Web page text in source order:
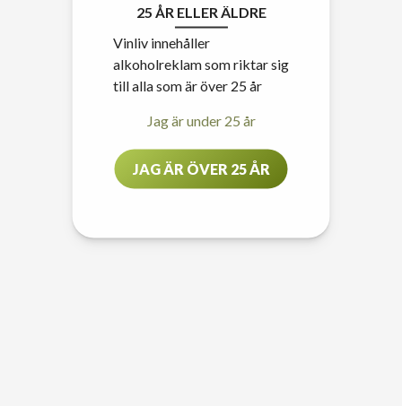
25 ÅR ELLER ÄLDRE
Vinliv innehåller
alkoholreklam som riktar sig
till alla som är över 25 år
Jag är under 25 år
JAG ÄR ÖVER 25 ÅR